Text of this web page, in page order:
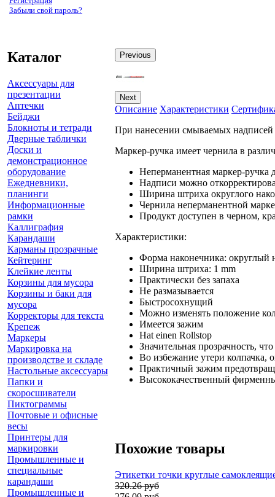
Забыли свой пароль?
Каталог
Аксессуары для
презентации
Аптечки
Бейджи
Блокноты и тетради
Дверные таблички
Доски и
демонстрационное
оборудование
Ежедневники,
планинги
Информационные
рамки
Каллиграфия
Карандаши
Карманы прозрачные
Кейтеринг
Клейкие ленты
Корзины для мусора
Корзины и баки для
мусора
Корректоры для текста
Крепеж
Маркеры
Маркировка на
производстве и складе
Настольные аксессуары
Папки и
скоросшиватели
Пиктограммы
Почтовые и офисные
весы
Принтеры для
маркировки
Промышленные и
специальные
карандаши
Промышленные и
Previous
Next
Описание Характеристики
При нанесении смываемых надписей
Маркер-ручка имеет чернила в
Неперманентная маркер-ручка
Надписи можно
Ширина штриха округлого
Чернила неперманентной
Продукт доступен в черном,
Характеристики:
Форма наконечника: округлый
Ширина штриха: 1 mm
Практически без запаха
Не размазывается
Быстросохнущий
Можно изменять положение
Имеется зажим
Hat einen Rollstop
Значительная прозрачность,
Во избежание утери колпачка,
Практичный зажим
Высококачественный
Похожие товары
Этикетки точки круглые
320.26 руб